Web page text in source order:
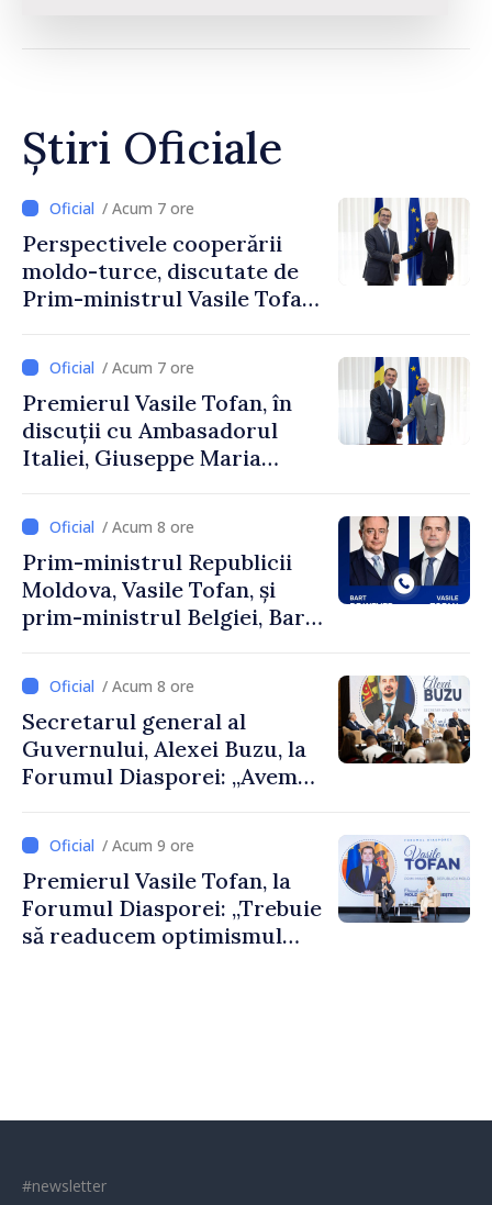
Știri Oficiale
/ Acum 7 ore
Perspectivele cooperării
moldo-turce, discutate de
Prim-ministrul Vasile Tofan
Uygar Mustafa Sertel
/ Acum 7 ore
Premierul Vasile Tofan, în
discuții cu Ambasadorul
Italiei, Giuseppe Maria
/ Acum 8 ore
Prim-ministrul Republicii
Moldova, Vasile Tofan, și
prim-ministrul Belgiei, Bart
despre parcursul european
al Republicii Moldova.
/ Acum 8 ore
Secretarul general al
Guvernului, Alexei Buzu, la
Forumul Diasporei: „Avem
dumneavoastră pentru a
construi comunități mai
puternice”
/ Acum 9 ore
Premierul Vasile Tofan, la
Forumul Diasporei: „Trebuie
să readucem optimismul
#newsletter